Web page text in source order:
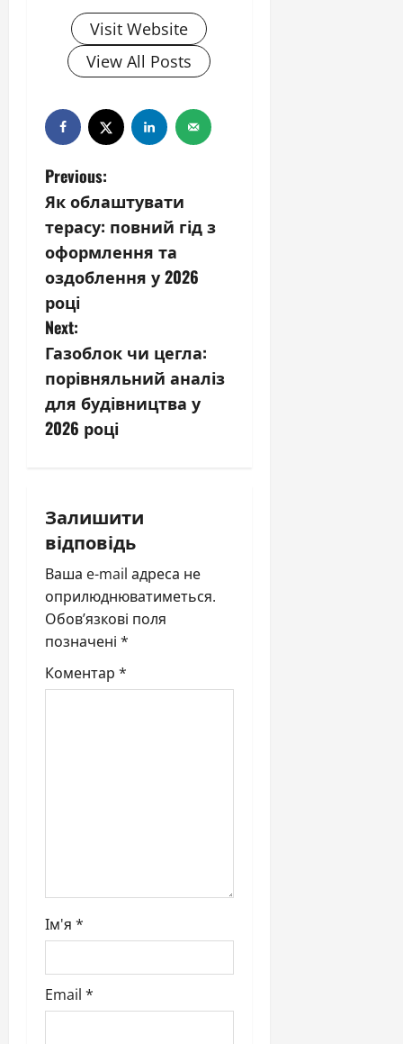
Visit Website
View All Posts
P
o
s
t
n
a
v
i
a
t
i
o
n
Previous:
Як облаштувати
терасу: повний гід з
оформлення та
оздоблення у 2026
році
Next:
Газоблок чи цегла:
порівняльний аналіз
для будівництва у
2026 році
Залишити
відповідь
Ваша e-mail адреса не
оприлюднюватиметься.
Обов’язкові поля
позначені *
Коментар *
Ім'я *
Email *